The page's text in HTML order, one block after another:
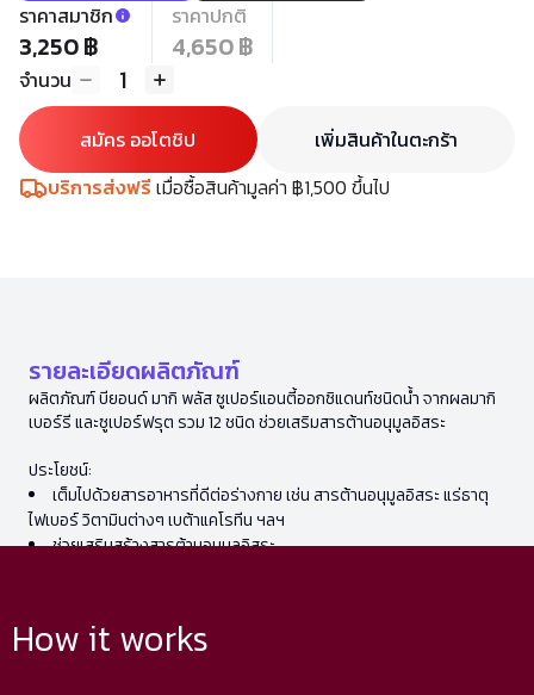
ราคาสมาชิก
3,250 ฿
ราคาปกติ
4,650 ฿
จำนวน 1
สมัคร ออโตชิป
เพิ่มสินค้าในตะกร้า
บริการส่งฟรีเมื่อซื้อสินค้ามูลค่า ฿1,500 ขึ้นไป
รายละเอียดผลิตภัณฑ์
ผลิตภัณฑ์ บียอนด์ มากิ พลัส ซูเปอร์แอนตี้ออกซิแดนท์ชนิดน้ำ จากผลมากิ
เบอร์รี และซูเปอร์ฟรุต รวม 12 ชนิด ช่วยเสริมสารต้านอนุมูลอิสระ
ประโยชน์:
เต็มไปด้วยสารอาหารที่ดีต่อร่างกาย เช่น สารต้านอนุมูลอิสระ แร่ธาตุ
ไฟเบอร์ วิตามินต่างๆ เบต้าแคโรทีน ฯลฯ
ช่วยเสริมสร้างสารต้านอนุมูลอิสระ
How it works